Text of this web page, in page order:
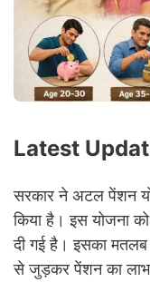
Latest
सरकार ने अटल पेंशन
किया है। इस योजना
दी गई है। इसका मतलब
से जुड़कर पेंशन का लाभ